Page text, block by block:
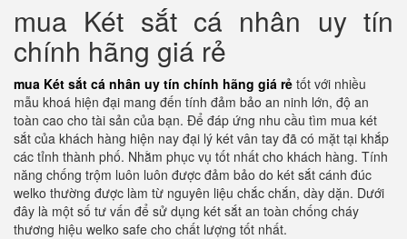
mua Két sắt cá nhân uy tín
chính hãng giá rẻ
mua Két sắt cá nhân uy tín chính hãng giá rẻ tốt với nhiều
mẫu khoá hiện đại mang đến tính đảm bảo an ninh lớn, độ an
toàn cao cho tài sản của bạn. Để đáp ứng nhu cầu tìm mua két
sắt của khách hàng hiện nay đại lý két vân tay đã có mặt tại khắp
các tỉnh thành phố. Nhằm phục vụ tốt nhất cho khách hàng. Tính
năng chống trộm luôn luôn được đảm bảo do két sắt cánh đúc
welko thường được làm từ nguyên liệu chắc chắn, dày dặn. Dưới
đây là một số tư vấn để sử dụng két sắt an toàn chống cháy
thương hiệu welko safe cho chất lượng tốt nhất.